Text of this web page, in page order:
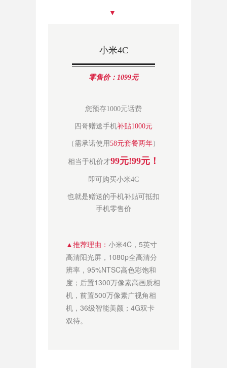
▼
小米4C
零售价：1099元
您预存1000元话费
四哥赠送手机补贴1000元
（需承诺使用58元套餐两年）
相当于机价才99元!99元！
即可购买小米4C
也就是赠送的手机补贴可抵扣
手机零售价
▲推荐理由： 小米4C，5英寸
高清阳光屏，1080p全高清分
辨率，95%NTSC高色彩饱和
度；后置1300万像素高画质相
机，前置500万像素广视角相
机，36级智能美颜；4G双卡
双待。